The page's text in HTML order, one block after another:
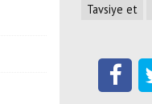
Tavsiye et